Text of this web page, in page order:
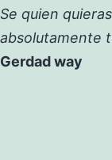
Se quien
absolutamente
Gerdad way